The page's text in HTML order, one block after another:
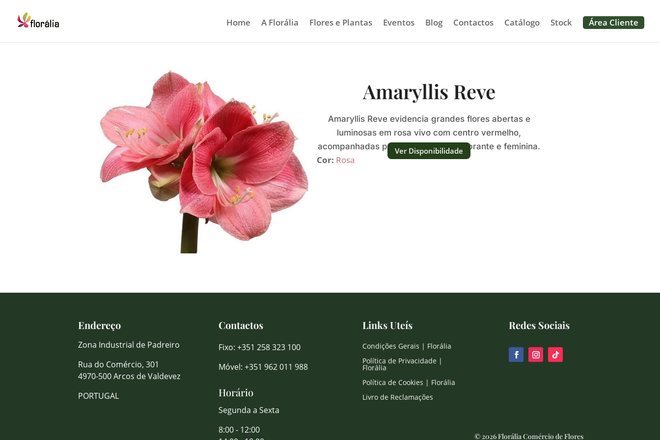
Home A Florália Flores e Plantas Eventos Blog Contactos Catálogo Stock Área Cliente
Amaryllis Reve
Amaryllis Reve evidencia grandes flores abertas e
luminosas em rosa vivo com centro vermelho,
acompanhadas por uma aparência vibrante e feminina.
Cor: Rosa
Ver Disponibilidade
Endereço
Zona Industrial de Padreiro
Rua do Comércio, 301
4970-500 Arcos de Valdevez
PORTUGAL
Contactos
Fixo: +351 258 323 100
Móvel: +351 962 011 988
Horário
Segunda a Sexta
8:00 - 12:00
Links Uteís
Condições Gerais | Florália
Política de Privacidade |
Florália
Política de Cookies | Florália
Livro de Reclamações
Redes Sociais
© 2026 Florália Comércio de Flores